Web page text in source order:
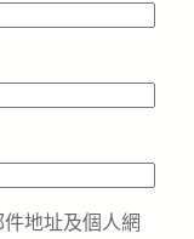
地址及個人網